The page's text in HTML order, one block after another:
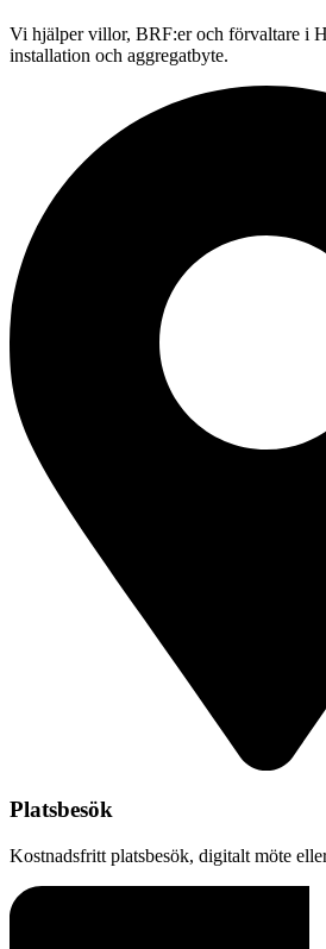
Vi hjälper villor, BRF:er och förvaltare i
installation och aggregatbyte.
Platsbesök
Kostnadsfritt platsbesök, digitalt möte